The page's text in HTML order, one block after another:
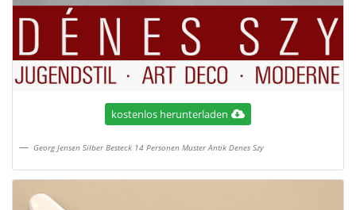
kostenlos herunterladen
Georg Jensen Silber Besteck 14 Personen Muster Antik Denes Szy